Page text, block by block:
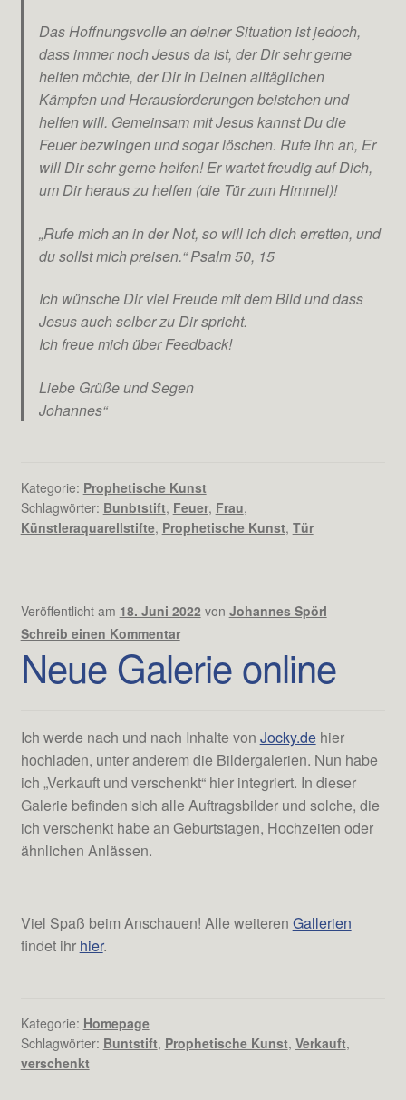
Das Hoffnungsvolle an deiner Situation ist jedoch,
dass immer noch Jesus da ist, der Dir sehr gerne
helfen möchte, der Dir in Deinen alltäglichen
Kämpfen und Herausforderungen beistehen und
helfen will. Gemeinsam mit Jesus kannst Du die
Feuer bezwingen und sogar löschen. Rufe ihn an, Er
will Dir sehr gerne helfen! Er wartet freudig auf Dich,
um Dir heraus zu helfen (die Tür zum Himmel)!
„Rufe mich an in der Not, so will ich dich erretten, und
du sollst mich preisen.“ Psalm 50, 15
Ich wünsche Dir viel Freude mit dem Bild und dass
Jesus auch selber zu Dir spricht.
Ich freue mich über Feedback!
Liebe Grüße und Segen
Johannes“
Kategorie: Prophetische Kunst
Schlagwörter: Bunbtstift, Feuer, Frau,
Künstleraquarellstifte, Prophetische Kunst, Tür
Veröffentlicht am 18. Juni 2022 von Johannes Spörl —
Schreib einen Kommentar
Neue Galerie online
Ich werde nach und nach Inhalte von Jocky.dehier
hochladen, unter anderem die Bildergalerien. Nun habe
ich „Verkauft und verschenkt“ hier integriert. In dieser
Galerie befinden sich alle Auftragsbilder und solche, die
ich verschenkt habe an Geburtstagen, Hochzeiten oder
ähnlichen Anlässen.
Viel Spaß beim Anschauen! Alle weiteren Gallerien
findet ihr hier.
Kategorie: Homepage
Schlagwörter: Buntstift, Prophetische Kunst, Verkauft,
verschenkt